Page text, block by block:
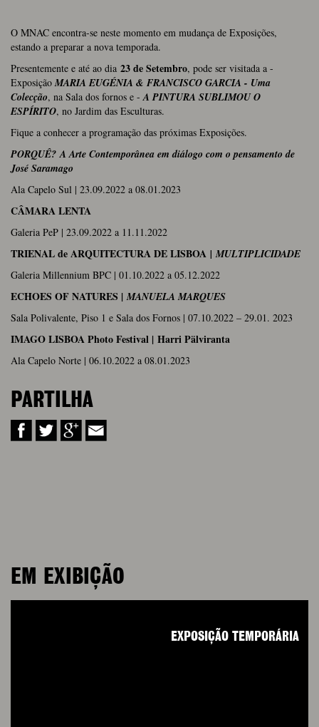
O MNAC encontra-se neste momento em mudança de Exposições,
estando a preparar a nova temporada.
Presentemente e até ao dia 23 de Setembro, pode ser visitada a -
Exposição MARIA EUGÉNIA & FRANCISCO GARCIA - Uma
Colecção, na Sala dos fornos e - A PINTURA SUBLIMOU O
ESPÍRITO, no Jardim das Esculturas.
Fique a conhecer a programação das próximas Exposições.
PORQUÊ? A Arte Contemporânea em diálogo com o pensamento de
José Saramago
Ala Capelo Sul | 23.09.2022 a 08.01.2023
CÂMARA LENTA
Galeria PeP | 23.09.2022 a 11.11.2022
TRIENAL de ARQUITECTURA DE LISBOA | MULTIPLICIDADE
Galeria Millennium BPC | 01.10.2022 a 05.12.2022
ECHOES OF NATURES |MANUELA MARQUES
Sala Polivalente, Piso 1 e Sala dos Fornos | 07.10.2022 – 29.01. 2023
IMAGO LISBOA Photo Festival | Harri Pälviranta
Ala Capelo Norte | 06.10.2022 a 08.01.2023
PARTILHA
EM EXIBIÇÃO
EXPOSIÇÃO TEMPORÁRIA